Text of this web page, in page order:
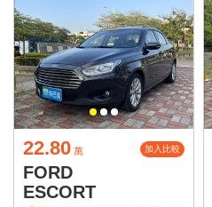
22.80 萬 加入比較
FORD
ESCORT